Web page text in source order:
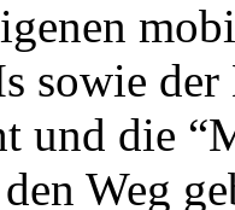
sowie
und die
Weg